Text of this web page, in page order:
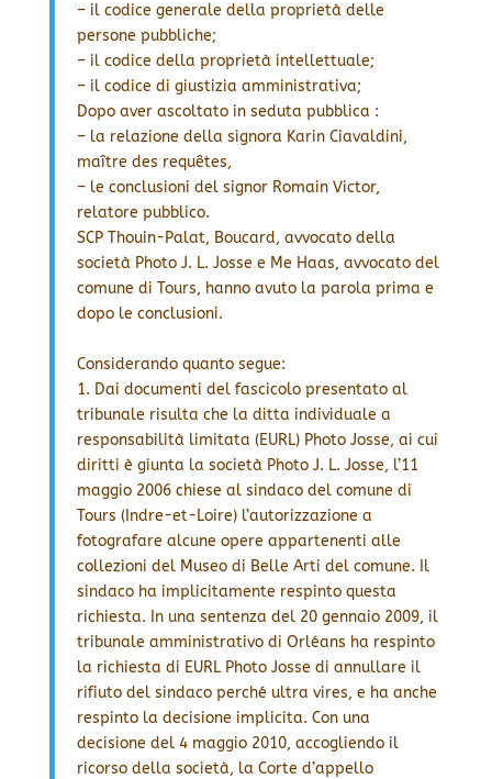
– il codice generale della proprietà delle
persone pubbliche;
– il codice della proprietà intellettuale;
– il codice di giustizia amministrativa;
Dopo aver ascoltato in seduta pubblica :
– la relazione della signora Karin Ciavaldini,
maître des requêtes,
– le conclusioni del signor Romain Victor,
relatore pubblico.
SCP Thouin-Palat, Boucard, avvocato della
società Photo J. L. Josse e Me Haas, avvocato del
comune di Tours, hanno avuto la parola prima e
dopo le conclusioni.
Considerando quanto segue:
1. Dai documenti del fascicolo presentato al
tribunale risulta che la ditta individuale a
responsabilità limitata (EURL) Photo Josse, ai cui
diritti è giunta la società Photo J. L. Josse, l’11
maggio 2006 chiese al sindaco del comune di
Tours (Indre-et-Loire) l’autorizzazione a
fotografare alcune opere appartenenti alle
collezioni del Museo di Belle Arti del comune. Il
sindaco ha implicitamente respinto questa
richiesta. In una sentenza del 20 gennaio 2009, il
tribunale amministrativo di Orléans ha respinto
la richiesta di EURL Photo Josse di annullare il
rifiuto del sindaco perché ultra vires, e ha anche
respinto la decisione implicita. Con una
decisione del 4 maggio 2010, accogliendo il
ricorso della società, la Corte d’appello